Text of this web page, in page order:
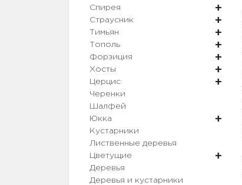
Спирея
Страусник
Тимьян
Тополь
Форзиция
Хосты
Церцис
Черенки
Шалфей
Юкка
Кустарники
Лиственные деревья
Цветущие
Деревья
Деревья и кустарники